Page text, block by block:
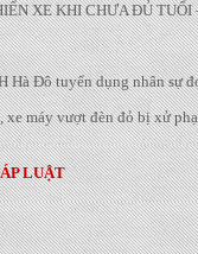
XE KHI CHƯA ĐỦ TUỔI
Hà Đô tuyển dụng nhân sự
xe máy vượt đèn đỏ bị xử
LUẬT